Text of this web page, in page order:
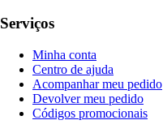
Serviços
Minha conta
Centro de ajuda
Acompanhar meu pedido
Devolver meu pedido
Códigos promocionais